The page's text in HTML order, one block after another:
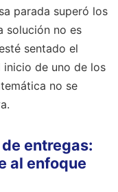
parada superó los
solución no es
sentado el
de uno de los
no se
entregas:
al enfoque